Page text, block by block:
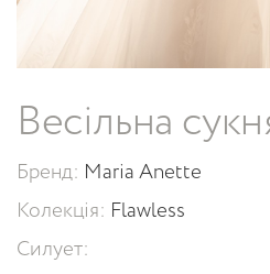
Весільна
Бренд: Maria Anette
Колекція: Flawless
Силует: